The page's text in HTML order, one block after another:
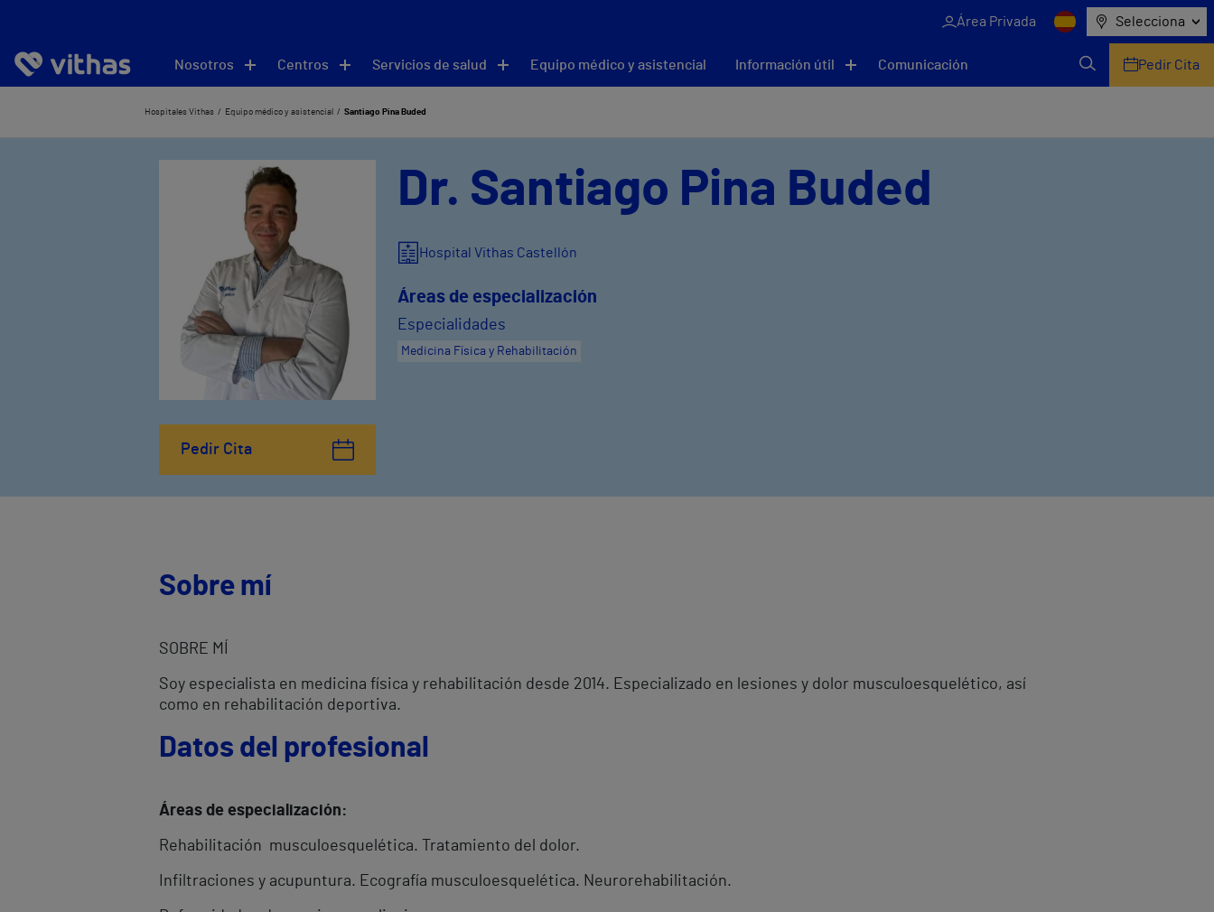
Área Privada Selecciona
Nosotros Centros Servicios de salud Equipo médico y asistencial Información útil Comunicación Pedir Cita
Hospitales Vithas Equipo médico y asistencial Santiago Pina Buded
Pedir Cita
Dr. Santiago Pina Buded
Hospital Vithas Castellón
Áreas de especialización
Especialidades
Medicina Física y Rehabilitación
Sobre mí
SOBRE MÍ
Soy especialista en medicina física y rehabilitación desde 2014. Especializado en lesiones y dolor musculoesquelético, así
como en rehabilitación deportiva.
Datos del profesional
Áreas de especialización:
Rehabilitación musculoesquelética. Tratamiento del dolor.
Infiltraciones y acupuntura. Ecografía musculoesquelética. Neurorehabilitación.